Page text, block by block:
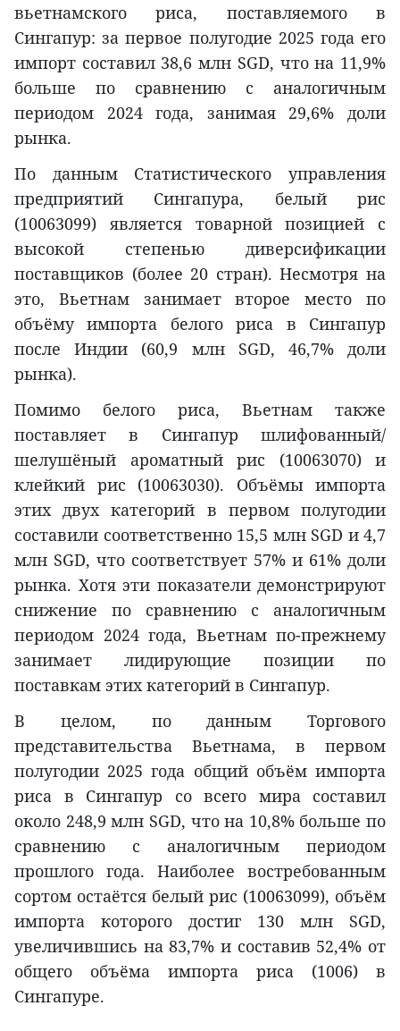
вьетнамского риса, поставляемого в
Сингапур: за первое полугодие 2025 года его
импорт составил 38,6 млн SGD, что на 11,9%
больше по сравнению с аналогичным
периодом 2024 года, занимая 29,6% доли
рынка.
По данным Статистического управления
предприятий Сингапура, белый рис
(10063099) является товарной позицией с
высокой степенью диверсификации
поставщиков (более 20 стран). Несмотря на
это, Вьетнам занимает второе место по
объёму импорта белого риса в Сингапур
после Индии (60,9 млн SGD, 46,7% доли
рынка).
Помимо белого риса, Вьетнам также
поставляет в Сингапур шлифованный/
шелушёный ароматный рис (10063070) и
клейкий рис (10063030). Объёмы импорта
этих двух категорий в первом полугодии
составили соответственно 15,5 млн SGD и 4,7
млн SGD, что соответствует 57% и 61% доли
рынка. Хотя эти показатели демонстрируют
снижение по сравнению с аналогичным
периодом 2024 года, Вьетнам по-прежнему
занимает лидирующие позиции по
поставкам этих категорий в Сингапур.
В целом, по данным Торгового
представительства Вьетнама, в первом
полугодии 2025 года общий объём импорта
риса в Сингапур со всего мира составил
около 248,9 млн SGD, что на 10,8% больше по
сравнению с аналогичным периодом
прошлого года. Наиболее востребованным
сортом остаётся белый рис (10063099), объём
импорта которого достиг 130 млн SGD,
увеличившись на 83,7% и составив 52,4% от
общего объёма импорта риса (1006) в
Сингапуре.